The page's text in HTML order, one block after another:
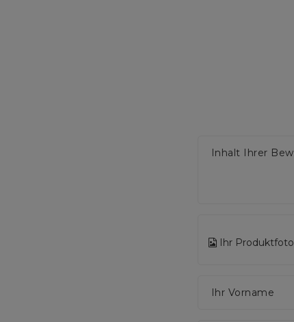
Inhalt Ihrer
Ihr
Ihr Vorname